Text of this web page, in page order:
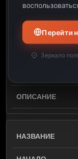
Перейти
Зеркало